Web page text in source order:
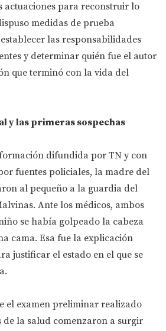
actuaciones para reconstruir lo
medidas de prueba
las responsabilidades
y determinar quién fue el autor
que terminó con la vida del
y las primeras sospechas
difundida por TN y con
fuentes policiales, la madre del
al pequeño a la guardia del
Ante los médicos, ambos
se había golpeado la cabeza
cama. Esa fue la explicación
justificar el estado en el que se
el examen preliminar realizado
la salud comenzaron a surgir